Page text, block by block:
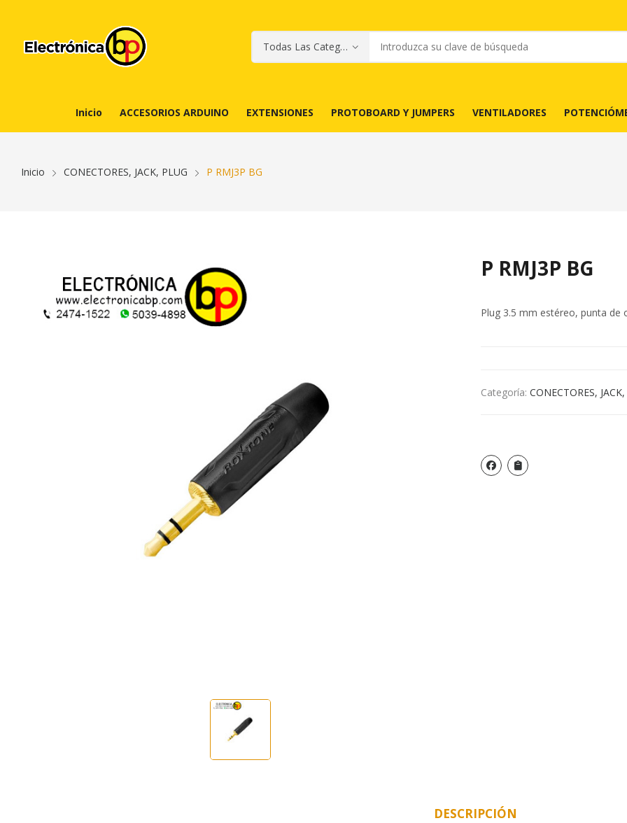
Inicio ACCESORIOS ARDUINO EXTENSIONES PROTOBOARD Y JUMPERS VENTILADORES
Inicio CONECTORES, JACK, PLUG P RMJ3P BG
P RMJ3P BG
Plug 3.5 mm estéreo, punta de
Categoría: CONECTORES,
DESCRIPCIÓN